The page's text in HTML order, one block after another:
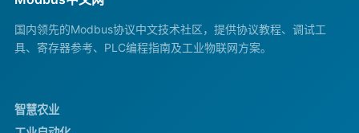
国内领先的Modbus协议中文技术社区，提供协议教程、调试工
具、寄存器参考、PLC编程指南及工业物联网方案。
智慧农业